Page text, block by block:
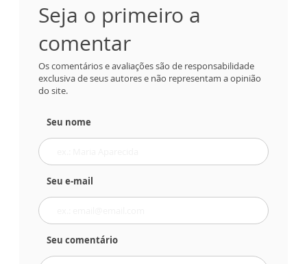
Seja o primeiro a
comentar
Os comentários e avaliações são de responsabilidade
exclusiva de seus autores e não representam a opinião
do site.
Seu nome
Seu e-mail
Seu comentário